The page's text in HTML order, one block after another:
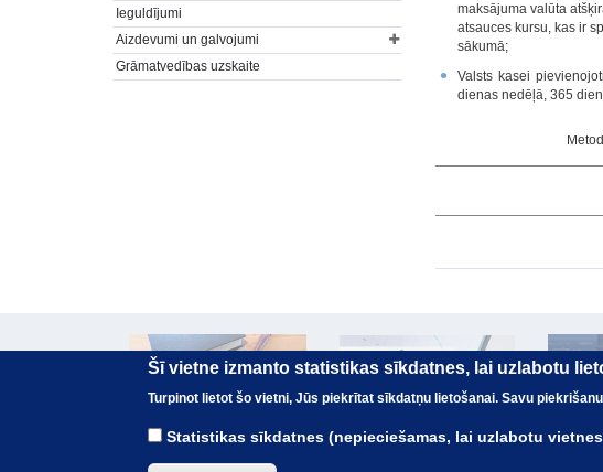
maksājuma valūta
atsauces kursu, kas ir
sākumā;
Valsts kasei
dienas nedēļā, 365
Ieguldījumi
Aizdevumi un galvojumi
Grāmatvedības uzskaite
Šī vietne izmanto statistikas sīkdatnes, lai uzlabotu
Turpinot lietot šo vietni, Jūs piekrītat sīkdatņu lietošanai. Savu
Statistikas sīkdatnes (nepieciešamas, lai uzlabotu